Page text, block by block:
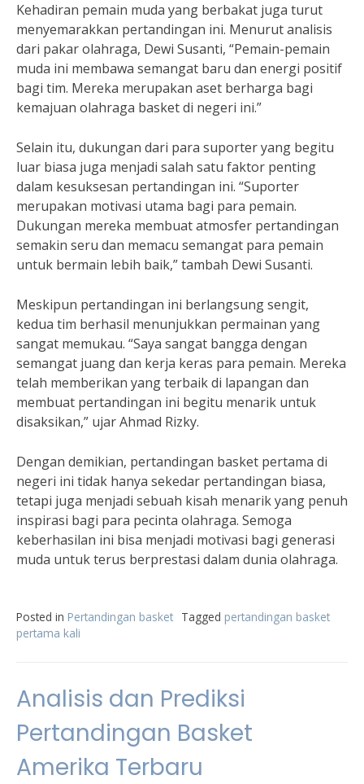
Kehadiran pemain muda yang berbakat juga turut
menyemarakkan pertandingan ini. Menurut analisis
dari pakar olahraga, Dewi Susanti, “Pemain-pemain
muda ini membawa semangat baru dan energi positif
bagi tim. Mereka merupakan aset berharga bagi
kemajuan olahraga basket di negeri ini.”
Selain itu, dukungan dari para suporter yang begitu
luar biasa juga menjadi salah satu faktor penting
dalam kesuksesan pertandingan ini. “Suporter
merupakan motivasi utama bagi para pemain.
Dukungan mereka membuat atmosfer pertandingan
semakin seru dan memacu semangat para pemain
untuk bermain lebih baik,” tambah Dewi Susanti.
Meskipun pertandingan ini berlangsung sengit,
kedua tim berhasil menunjukkan permainan yang
sangat memukau. “Saya sangat bangga dengan
semangat juang dan kerja keras para pemain. Mereka
telah memberikan yang terbaik di lapangan dan
membuat pertandingan ini begitu menarik untuk
disaksikan,” ujar Ahmad Rizky.
Dengan demikian, pertandingan basket pertama di
negeri ini tidak hanya sekedar pertandingan biasa,
tetapi juga menjadi sebuah kisah menarik yang penuh
inspirasi bagi para pecinta olahraga. Semoga
keberhasilan ini bisa menjadi motivasi bagi generasi
muda untuk terus berprestasi dalam dunia olahraga.
Posted in Pertandingan basket Tagged pertandingan basket
pertama kali
Analisis dan Prediksi
Pertandingan Basket
Amerika Terbaru